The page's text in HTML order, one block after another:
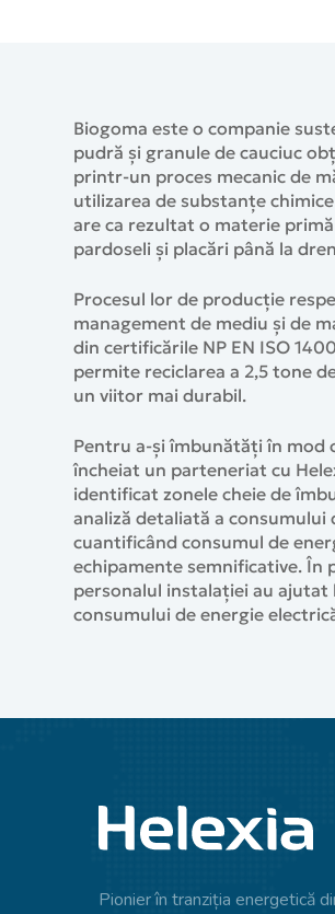
Biogoma este o companie
pudră și granule de cauciuc
printr-un proces mecanic de
utilizarea de substanțe
are ca rezultat o materie
pardoseli și placări până la
Procesul lor de producție
management de mediu și de
din certificările NP EN ISO
permite reciclarea a 2,5 tone
un viitor mai durabil.
Pentru a-și îmbunătăți în mod
încheiat un parteneriat cu
identificat zonele cheie de
analiză detaliată a
cuantificând consumul de
echipamente semnificative. În
personalul instalației au ajutat
consumului de energie
Pionier în tranziția energetică